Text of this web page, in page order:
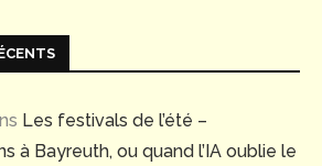
Les festivals de l’été –
à Bayreuth, ou quand l’IA oublie le